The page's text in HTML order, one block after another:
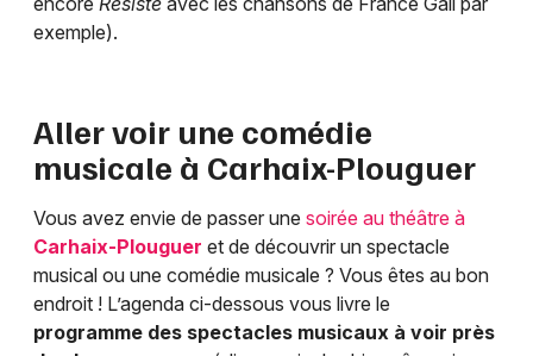
exemple).
Aller voir une comédie
musicale à Carhaix-Plouguer
Vous avez envie de passer une soirée au théâtre à
Carhaix-Plouguer et de découvrir un spectacle
musical ou une comédie musicale ? Vous êtes au bon
endroit ! L’agenda ci-dessous vous livre le
programme des spectacles musicaux à voir près